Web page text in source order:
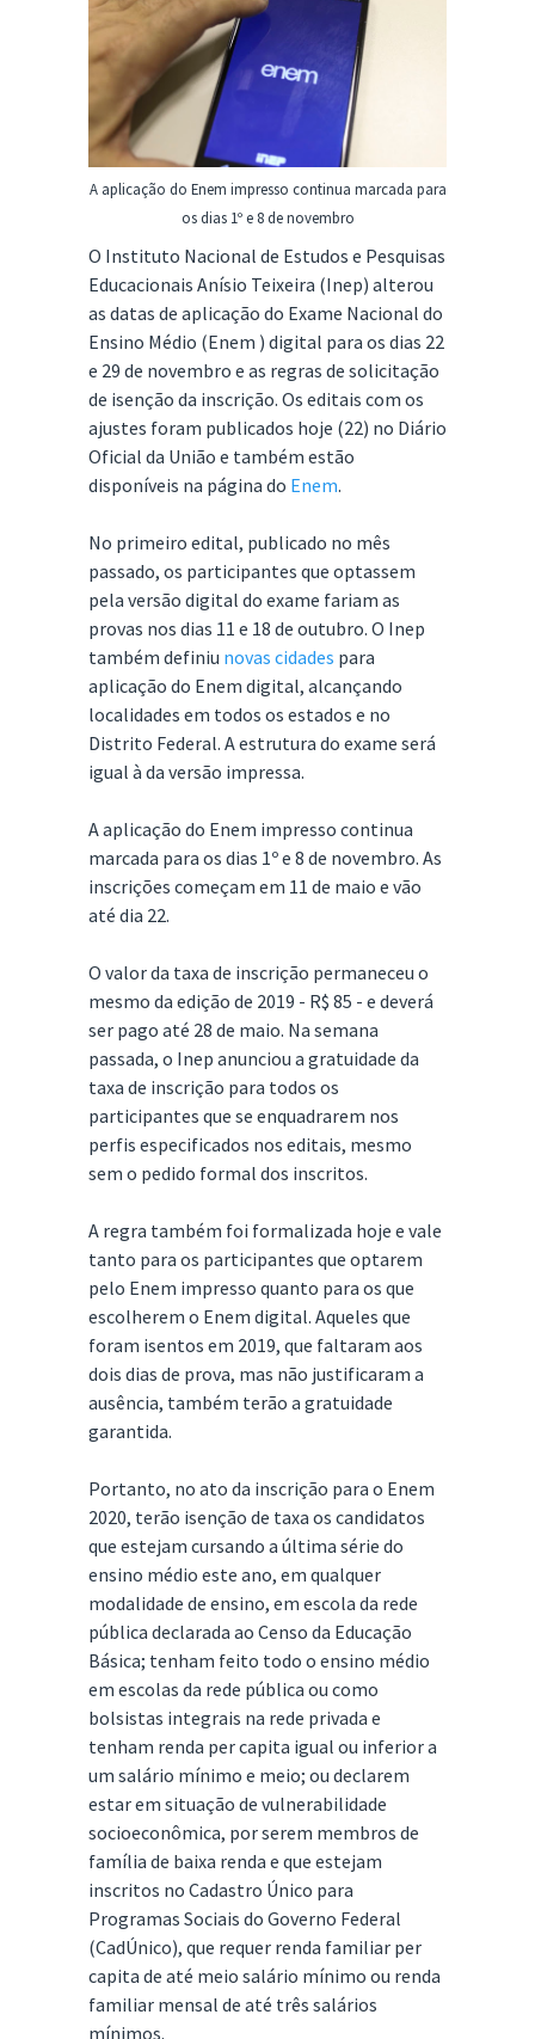
A aplicação do Enem impresso continua marcada para
os dias 1º e 8 de novembro
O Instituto Nacional de Estudos e Pesquisas
Educacionais Anísio Teixeira (Inep) alterou
as datas de aplicação do Exame Nacional do
Ensino Médio (Enem ) digital para os dias 22
e 29 de novembro e as regras de solicitação
de isenção da inscrição. Os editais com os
ajustes foram publicados hoje (22) no Diário
Oficial da União e também estão
disponíveis na página do Enem.
No primeiro edital, publicado no mês
passado, os participantes que optassem
pela versão digital do exame fariam as
provas nos dias 11 e 18 de outubro. O Inep
também definiu novas cidades para
aplicação do Enem digital, alcançando
localidades em todos os estados e no
Distrito Federal. A estrutura do exame será
igual à da versão impressa.
A aplicação do Enem impresso continua
marcada para os dias 1º e 8 de novembro. As
inscrições começam em 11 de maio e vão
até dia 22.
O valor da taxa de inscrição permaneceu o
mesmo da edição de 2019 - R$ 85 - e deverá
ser pago até 28 de maio. Na semana
passada, o Inep anunciou a gratuidade da
taxa de inscrição para todos os
participantes que se enquadrarem nos
perfis especificados nos editais, mesmo
sem o pedido formal dos inscritos.
A regra também foi formalizada hoje e vale
tanto para os participantes que optarem
pelo Enem impresso quanto para os que
escolherem o Enem digital. Aqueles que
foram isentos em 2019, que faltaram aos
dois dias de prova, mas não justificaram a
ausência, também terão a gratuidade
garantida.
Portanto, no ato da inscrição para o Enem
2020, terão isenção de taxa os candidatos
que estejam cursando a última série do
ensino médio este ano, em qualquer
modalidade de ensino, em escola da rede
pública declarada ao Censo da Educação
Básica; tenham feito todo o ensino médio
em escolas da rede pública ou como
bolsistas integrais na rede privada e
tenham renda per capita igual ou inferior a
um salário mínimo e meio; ou declarem
estar em situação de vulnerabilidade
socioeconômica, por serem membros de
família de baixa renda e que estejam
inscritos no Cadastro Único para
Programas Sociais do Governo Federal
(CadÚnico), que requer renda familiar per
capita de até meio salário mínimo ou renda
familiar mensal de até três salários
mínimos.